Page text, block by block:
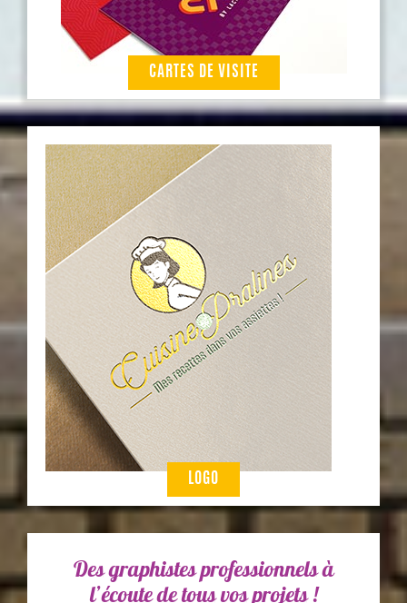
CARTES DE VISITE
LOGO
Des graphistes professionnels à
l’écoute de tous vos projets !